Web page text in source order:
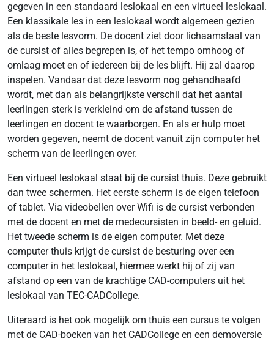
gegeven in een standaard leslokaal en een virtueel leslokaal.
Een klassikale les in een leslokaal wordt algemeen gezien
als de beste lesvorm. De docent ziet door lichaamstaal van
de cursist of alles begrepen is, of het tempo omhoog of
omlaag moet en of iedereen bij de les blijft. Hij zal daarop
inspelen. Vandaar dat deze lesvorm nog gehandhaafd
wordt, met dan als belangrijkste verschil dat het aantal
leerlingen sterk is verkleind om de afstand tussen de
leerlingen en docent te waarborgen. En als er hulp moet
worden gegeven, neemt de docent vanuit zijn computer het
scherm van de leerlingen over.
Een virtueel leslokaal staat bij de cursist thuis. Deze gebruikt
dan twee schermen. Het eerste scherm is de eigen telefoon
of tablet. Via videobellen over Wifi is de cursist verbonden
met de docent en met de medecursisten in beeld- en geluid.
Het tweede scherm is de eigen computer. Met deze
computer thuis krijgt de cursist de besturing over een
computer in het leslokaal, hiermee werkt hij of zij van
afstand op een van de krachtige CAD-computers uit het
leslokaal van TEC-CADCollege.
Uiteraard is het ook mogelijk om thuis een cursus te volgen
met de CAD-boeken van het CADCollege en een demoversie